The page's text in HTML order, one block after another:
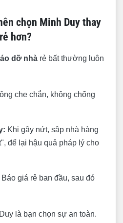
chọn Minh Duy thay
hơn?
dỡ nhà rẻ bất thường luôn
che chắn, không chống
Khi gây nứt, sập nhà hàng
để lại hậu quả pháp lý cho
Báo giá rẻ ban đầu, sau đó
là bạn chọn sự an toàn.